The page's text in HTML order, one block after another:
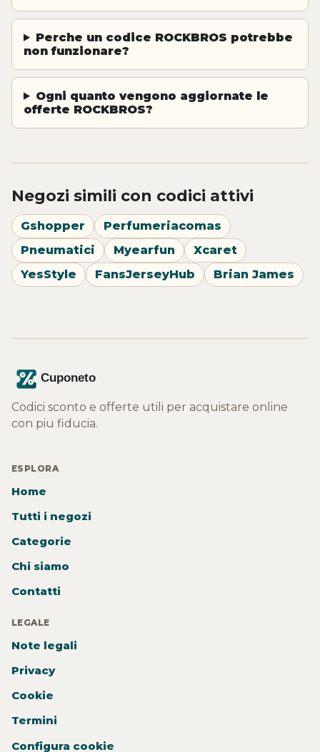
Perche un codice ROCKBROS potrebbe
non funzionare?
Ogni quanto vengono aggiornate le
offerte ROCKBROS?
Negozi simili con codici attivi
Gshopper
Perfumeriacomas
Pneumatici
Myearfun
Xcaret
YesStyle
FansJerseyHub Brian James
Codici sconto e offerte utili per acquistare online
con piu fiducia.
ESPLORA
Home
Tutti i negozi
Categorie
Chi siamo
Contatti
LEGALE
Note legali
Privacy
Cookie
Termini
Configura cookie